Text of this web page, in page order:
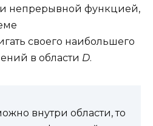
непрерывной функцией,
своего наибольшего
в области D.
внутри области, то